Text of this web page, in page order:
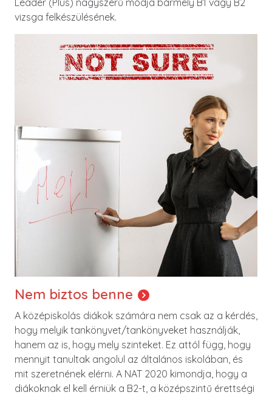
vizsga felkészülésének.
Nem biztos benne
A középiskolás diákok számára nem csak az a kérdés,
hogy melyik tankönyvet/tankönyveket használják,
hanem az is, hogy mely szinteket. Ez attól függ, hogy
mennyit tanultak angolul az általános iskolában, és
mit szeretnének elérni. A NAT 2020 kimondja, hogy a
diákoknak el kell érniük a B2-t, a középszintű érettségi